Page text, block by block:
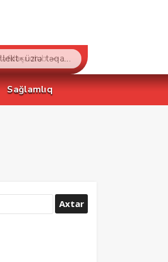
“Bakcell» və Gənclər Fondu «İnnovasiya və Süni İntellekt» üzrə təqaüd proqramının qalibləri ilə görüş keçirib
Sağlamlıq